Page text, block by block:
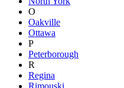
O
Oakville
Ottawa
P
Peterborough
R
Regina